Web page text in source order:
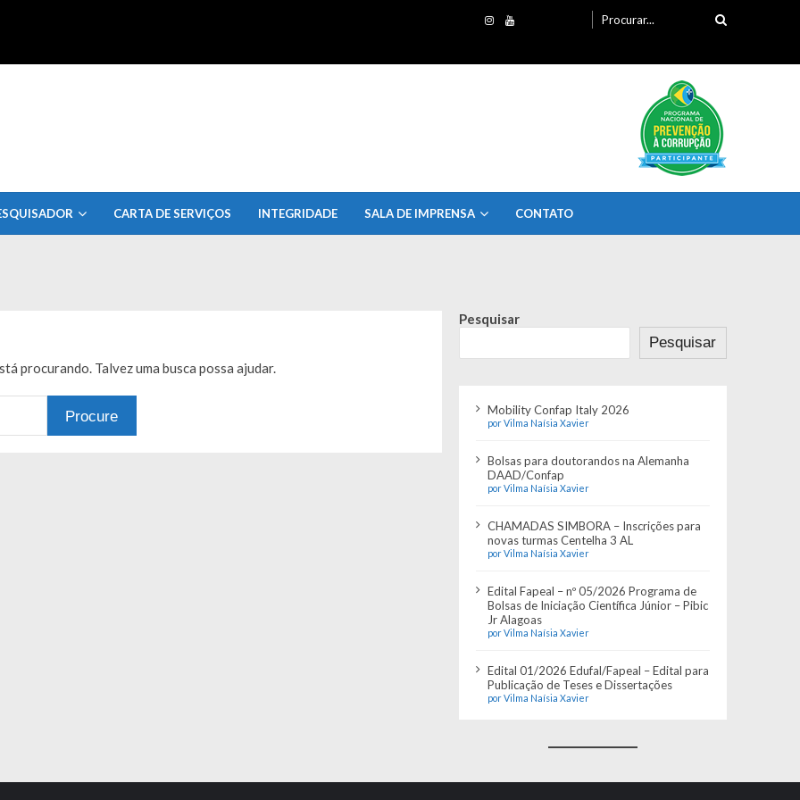
por:
CARTA DE SERVIÇOS INTEGRIDADE SALA DE IMPRENSA CONTATO
procurando. Talvez uma busca possa ajudar.
Pesquisar
Pesquisar
Mobility Confap Italy 2026
por Vilma Naísia Xavier
Bolsas para doutorandos na Alemanha
DAAD/Confap
por Vilma Naísia Xavier
CHAMADAS SIMBORA – Inscrições para
novas turmas Centelha 3 AL
por Vilma Naísia Xavier
Edital Fapeal – nº 05/2026 Programa de
Bolsas de Iniciação Científica Júnior – Pibic
Jr Alagoas
por Vilma Naísia Xavier
Edital 01/2026 Edufal/Fapeal – Edital para
Publicação de Teses e Dissertações
por Vilma Naísia Xavier